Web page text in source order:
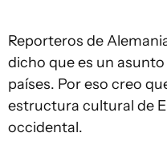
Reporteros de
dicho que es un
países. Por eso creo
estructura cultural de
occidental.